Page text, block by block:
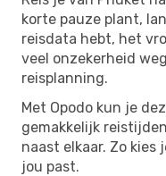
korte pauze plant,
reisdata hebt, het
veel onzekerheid
reisplanning.
Met Opodo kun je
gemakkelijk
naast elkaar. Zo
jou past.